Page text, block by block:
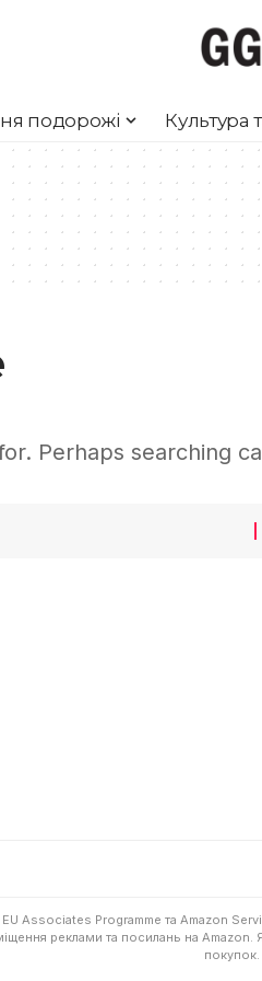
подорожі Культура
Perhaps searching
Associates Programme та Amazon
реклами та посилань на
покупок.